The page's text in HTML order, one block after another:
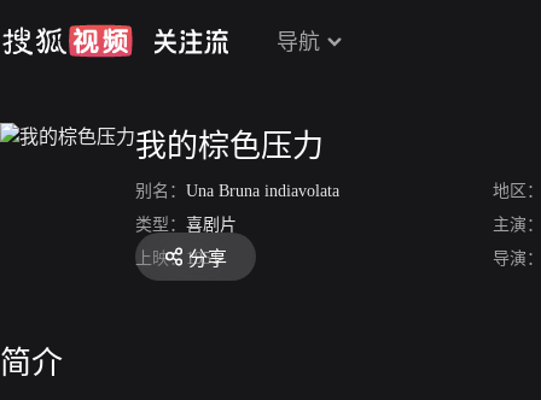
导航
我的棕色压力
别名： Una Bruna indiavolata
地区
类型： 喜剧片
主演
上映： 1951 导演
分享
简介